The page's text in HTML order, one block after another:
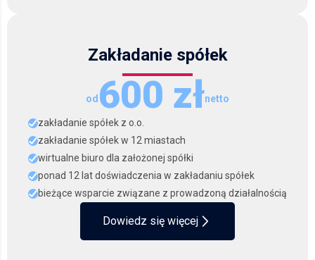
Zakładanie spółek
od600 złnetto
zakładanie spółek z o.o.
zakładanie spółek w 12 miastach
wirtualne biuro dla założonej spółki
ponad 12 lat doświadczenia w zakładaniu spółek
bieżące wsparcie związane z prowadzoną działalnością
Dowiedz się więcej